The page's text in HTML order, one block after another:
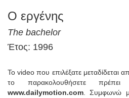
Ο εργένης
The bachelor
Έτος: 1996
Το video που επιλέξατε μεταδίδεται
το παρακολουθήσετε
www.dailymotion.com . Συμφωνώ